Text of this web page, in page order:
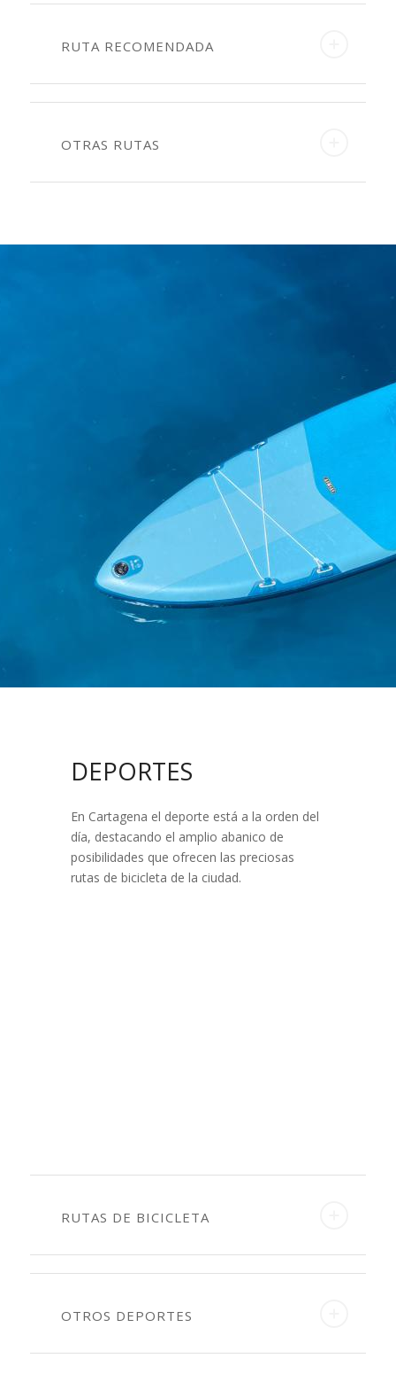
RUTA RECOMENDADA
OTRAS RUTAS
DEPORTES
En Cartagena el deporte está a la orden del
día, destacando el amplio abanico de
posibilidades que ofrecen las preciosas
rutas de bicicleta de la ciudad.
RUTAS DE BICICLETA
OTROS DEPORTES